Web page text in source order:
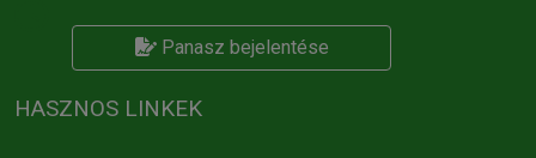
Panasz bejelentése
HASZNOS LINKEK